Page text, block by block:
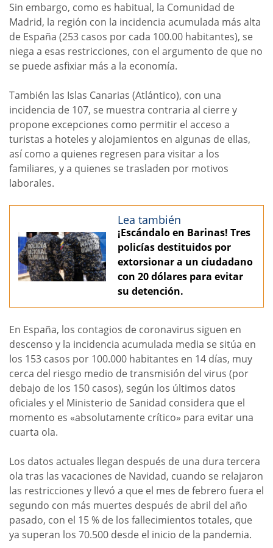
Sin embargo, como es habitual, la Comunidad de
Madrid, la región con la incidencia acumulada más alta
de España (253 casos por cada 100.00 habitantes), se
niega a esas restricciones, con el argumento de que no
se puede asfixiar más a la economía.
También las Islas Canarias (Atlántico), con una
incidencia de 107, se muestra contraria al cierre y
propone excepciones como permitir el acceso a
turistas a hoteles y alojamientos en algunas de ellas,
así como a quienes regresen para visitar a los
familiares, y a quienes se trasladen por motivos
laborales.
Lea también
¡Escándalo en Barinas! Tres
policías destituidos por
extorsionar a un ciudadano
con 20 dólares para evitar
su detención.
En España, los contagios de coronavirus siguen en
descenso y la incidencia acumulada media se sitúa en
los 153 casos por 100.000 habitantes en 14 días, muy
cerca del riesgo medio de transmisión del virus (por
debajo de los 150 casos), según los últimos datos
oficiales y el Ministerio de Sanidad considera que el
momento es «absolutamente crítico» para evitar una
cuarta ola.
Los datos actuales llegan después de una dura tercera
ola tras las vacaciones de Navidad, cuando se relajaron
las restricciones y llevó a que el mes de febrero fuera el
segundo con más muertes después de abril del año
pasado, con el 15 % de los fallecimientos totales, que
ya superan los 70.500 desde el inicio de la pandemia.